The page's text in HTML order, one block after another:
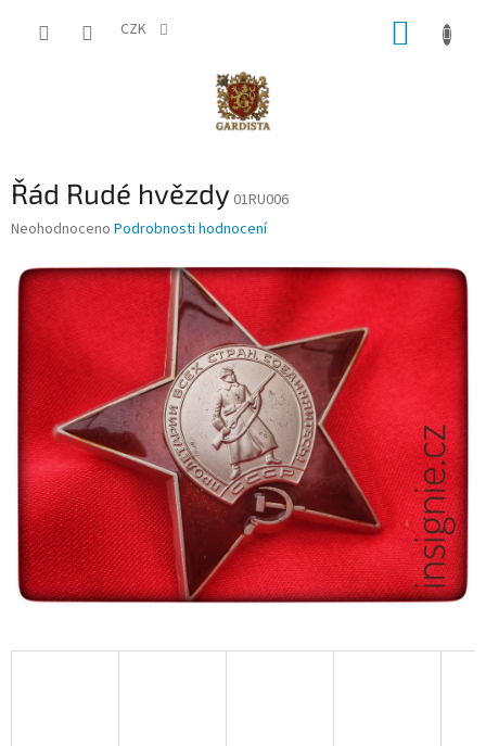
CZK
Řád Rudé hvězdy 01RU006
Průměrné
produktu
je
hvězdiček.
Neohodnoceno Podrobnosti hodnocení